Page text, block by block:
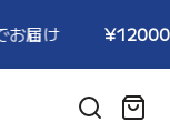
以上ご注文で送
カ